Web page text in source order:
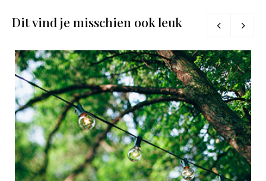
Dit vind je misschien ook leuk